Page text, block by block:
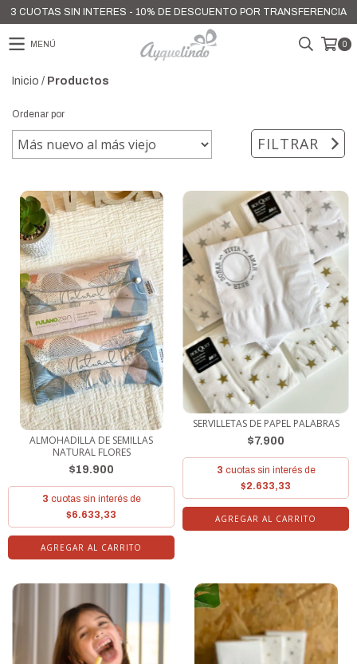
3 CUOTAS SIN INTERES - 10% DE DESCUENTO POR TRANSFERENCIA
MENÚ 0
Inicio / Productos
Ordenar por
FILTRAR
ALMOHADILLA DE SEMILLAS
NATURAL FLORES
$19.900
3 cuotas sin interés de
$6.633,33
SERVILLETAS DE PAPEL PALABRAS
$7.900
3 cuotas sin interés de
$2.633,33